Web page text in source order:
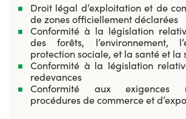
Droit légal d’exploitation et de
de zones officiellement déclarées
Conformité à la législation
des forêts, l’environnement,
protection sociale, et la santé et la
Conformité à la législation
redevances
Conformité aux exigences
procédures de commerce et